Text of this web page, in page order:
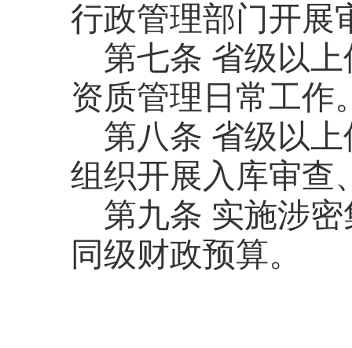
行政管理部门开展
第七条 省级以
资质管理日常工作
第八条 省级以
组织开展入库审查
第九条 实施涉
同级财政预算。